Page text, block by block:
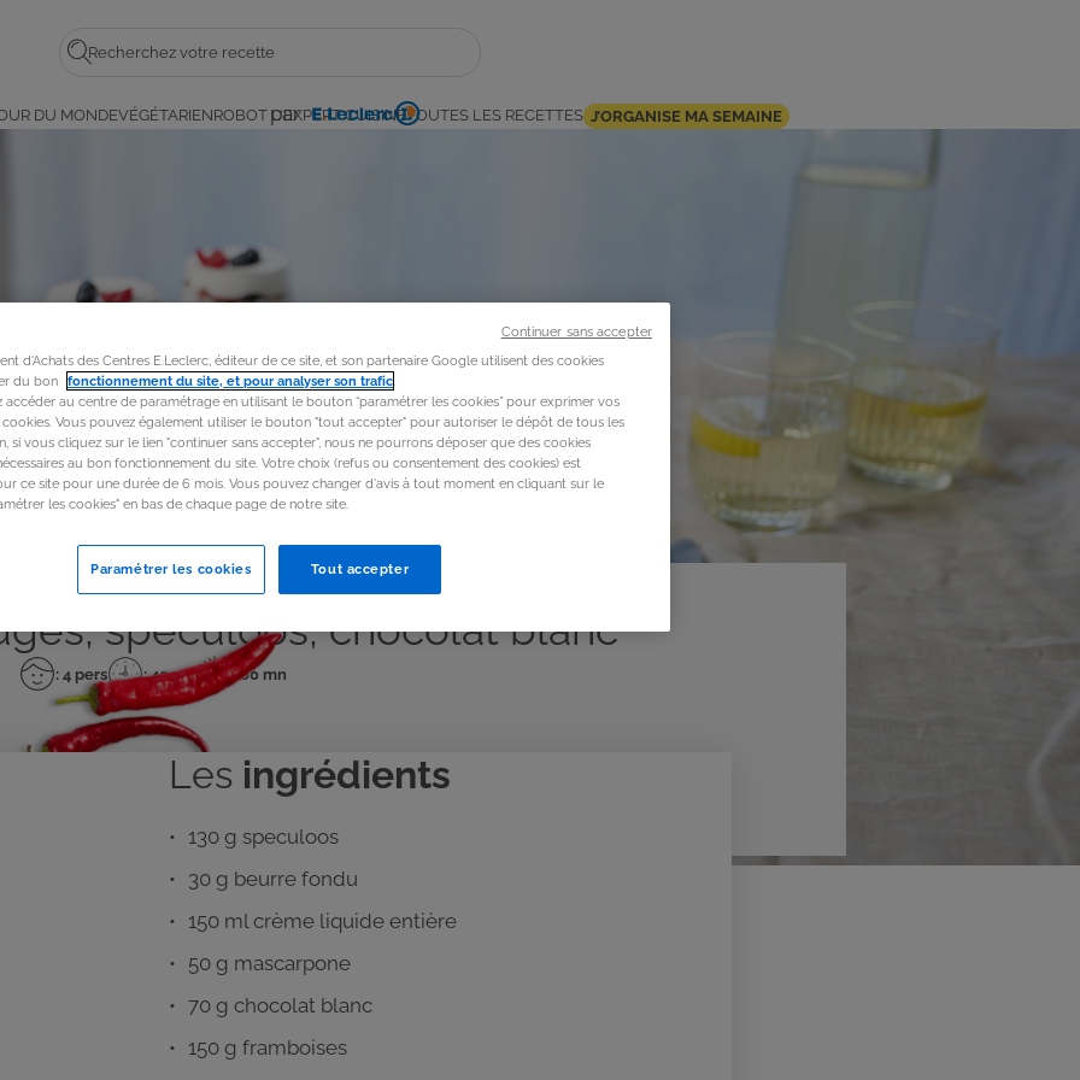
Rechercher
par
E.
DU MONDEVÉGÉTARIENROBOT L'EXPERT CUISINETOUTES LES RECETTES J’ORGANISE MA SEMAINE
DessertFacileSpéculoos
spéculoos, chocolat blanc
Nombre
personnes
: 4 pers
Temps
de
préparation
: 40 mn
Temps
de
repos
: 60 mn
Les ingrédients
130 g speculoos
30 g beurre fondu
150 ml crème liquide entière
50 g mascarpone
70 g chocolat blanc
150 g framboises
d'Achats des Centres E.Leclerc, éditeur de ce site, et son partenaire Google utilisent des cookies
du bon fonctionnement du site, et pour analyser son trafic.
accéder au centre de paramétrage en utilisant le bouton “paramétrer les cookies” pour exprimer vos
cookies. Vous pouvez également utiliser le bouton "tout accepter" pour autoriser le dépôt de tous les
si vous cliquez sur le lien "continuer sans accepter", nous ne pourrons déposer que des cookies
au bon fonctionnement du site. Votre choix (refus ou consentement des cookies) est
ce site pour une durée de 6 mois. Vous pouvez changer d'avis à tout moment en cliquant sur le
les cookies" en bas de chaque page de notre site.
Tout accepter
Paramétrer les cookies
Continuer sans accepter